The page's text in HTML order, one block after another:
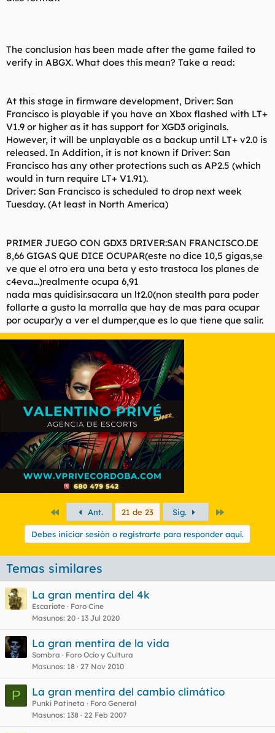
The conclusion has been made after the game failed to
verify in ABGX. What does this mean? Take a read:
At this stage in firmware development, Driver: San
Francisco is playable if you have an Xbox flashed with LT+
V1.9 or higher as it has support for XGD3 originals.
However, it will be unplayable as a backup until LT+ v2.0 is
released. In Addition, it is not known if Driver: San
Francisco has any other protections such as AP2.5 (which
would in turn require LT+ V1.91).
Driver: San Francisco is scheduled to drop next week
Tuesday. (At least in North America)
PRIMER JUEGO CON GDX3 DRIVER:SAN FRANCISCO.DE
8,66 GIGAS QUE DICE OCUPAR(este no dice 10,5 gigas,se
ve que el otro era una beta y esto trastoca los planes de
c4eva...)realmente ocupa 6,91
nada mas quidisir.sacara un lt2.0(non stealth para poder
follarte a gusto la morralla que hay de mas para ocupar
por ocupar)y a ver el dumper,que es lo que tiene que salir.
PrimeroAnt. 21 de 23 Sig.
Debes iniciar sesión o registrarte para responder aquí.
Temas similares
La gran mentira del 4k
Escariote
Foro Cine
Masunos 20 13 Jul 2020
La gran mentira de la vida
Sombra
Foro Ocio y Cultura
Masunos 18 27 Nov 2010
P La gran mentira del cambio climático
Punki Patineta
Foro General
Masunos 138 22 Feb 2007